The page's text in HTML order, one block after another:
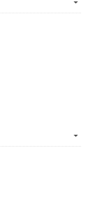
Dubbel